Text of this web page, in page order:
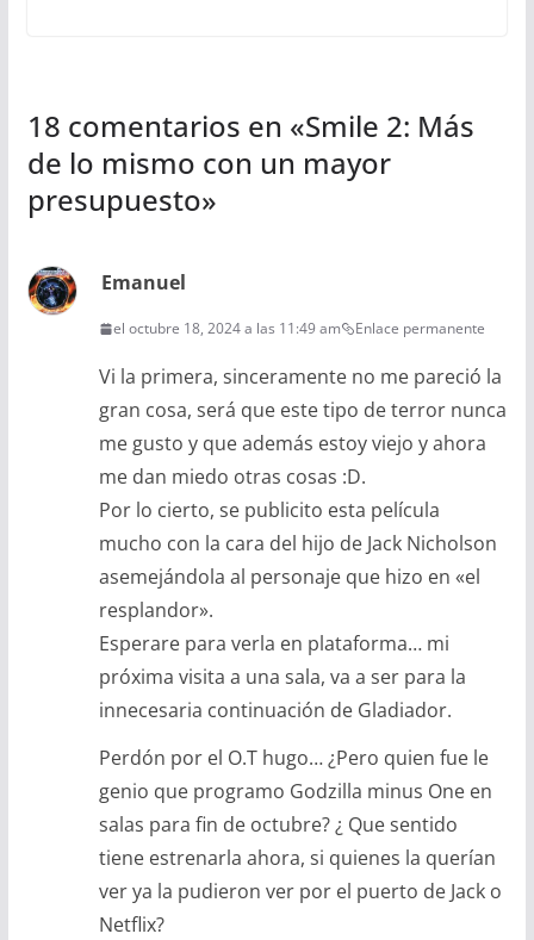
18 comentarios en «Smile 2: Más
de lo mismo con un mayor
presupuesto»
Emanuel
el octubre 18, 2024 a las 11:49 am Enlace permanente
Vi la primera, sinceramente no me pareció la
gran cosa, será que este tipo de terror nunca
me gusto y que además estoy viejo y ahora
me dan miedo otras cosas :D.
Por lo cierto, se publicito esta película
mucho con la cara del hijo de Jack Nicholson
asemejándola al personaje que hizo en «el
resplandor».
Esperare para verla en plataforma… mi
próxima visita a una sala, va a ser para la
innecesaria continuación de Gladiador.
Perdón por el O.T hugo… ¿Pero quien fue le
genio que programo Godzilla minus One en
salas para fin de octubre? ¿ Que sentido
tiene estrenarla ahora, si quienes la querían
ver ya la pudieron ver por el puerto de Jack o
Netflix?